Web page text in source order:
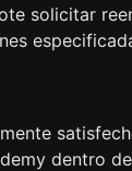
solicitar
dentro